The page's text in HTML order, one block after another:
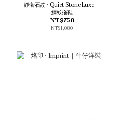
靜奢石紋 • Quiet Stone Luxe｜
鱷紋拖鞋
NT$750
NT$1,080